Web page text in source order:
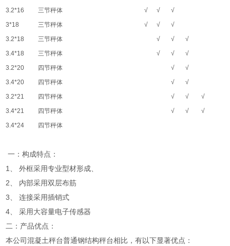
3.2*16
三节秤体 √ √
√
3*18
三节秤体 √ √
√
3.2*18
三节秤体 √ √
√
3.4*18
三节秤体 √ √
√
3.2*20
四节秤体 √
√
3.4*20
四节秤体 √
√
3.2*21
四节秤体 √ √
√
3.4*21
四节秤体 √ √
√
3.4*24
四节秤体
一：构成特点：
1、 外框采用专业型材形成、
2、 内部采用双层布筋
3、 连接采用插销式
4、 采用大容量电子传感器
二：产品优点：
本公司混凝土秤台普通钢结构秤台相比，有以下显著优点：